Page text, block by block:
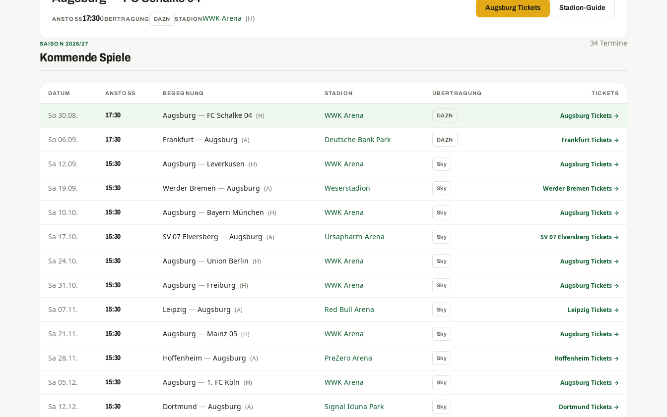
ANSTOSS 17:30ÜBERTRAGUNG DAZN STADIONWWK Arena (H)
Augsburg Tickets Stadion-Guide
SAISON 2026/27
Kommende Spiele
34 Termine
DATUM ANSTOSS BEGEGNUNG STADION ÜBERTRAGUNG TICKETS
So 30.08. 17:30 Augsburg — FC Schalke 04 (H) WWK Arena DAZN Augsburg Tickets →
So 06.09. 17:30 Frankfurt — Augsburg (A) Deutsche Bank Park DAZN Frankfurt Tickets →
Sa 12.09. 15:30 Augsburg — Leverkusen (H) WWK Arena Sky Augsburg Tickets →
Sa 19.09. 15:30 Werder Bremen — Augsburg (A) Weserstadion Sky Werder Bremen Tickets →
Sa 10.10. 15:30 Augsburg — Bayern München (H) WWK Arena Sky Augsburg Tickets →
Sa 17.10. 15:30 SV 07 Elversberg — Augsburg (A) Ursapharm-Arena Sky SV 07 Elversberg Tickets →
Sa 24.10. 15:30 Augsburg — Union Berlin (H) WWK Arena Sky Augsburg Tickets →
Sa 31.10. 15:30 Augsburg — Freiburg (H) WWK Arena Sky Augsburg Tickets →
Sa 07.11. 15:30 Leipzig — Augsburg (A) Red Bull Arena Sky Leipzig Tickets →
Sa 21.11. 15:30 Augsburg — Mainz 05 (H) WWK Arena Sky Augsburg Tickets →
Sa 28.11. 15:30 Hoffenheim — Augsburg (A) PreZero Arena Sky Hoffenheim Tickets →
Sa 05.12. 15:30 Augsburg — 1. FC Köln (H) WWK Arena Sky Augsburg Tickets →
Sa 12.12. 15:30 Dortmund — Augsburg (A) Signal Iduna Park Sky Dortmund Tickets →